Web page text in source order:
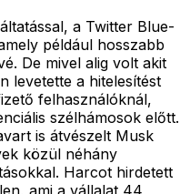
a Twitter Blue-
például hosszabb
De mivel alig volt akit
levetette a hitelesítést
felhasználóknál,
szélhámosok előtt.
is átvészelt Musk
közül néhány
Harcot hirdetett
ami a vállalat 44